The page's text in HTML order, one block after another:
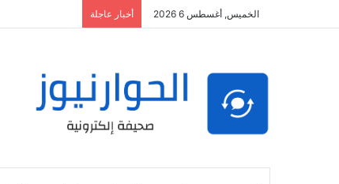
الخميس, أغسطس 6 2026 أخبار عاجلة